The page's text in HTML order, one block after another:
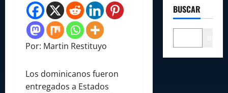
Por: Martin Restituyo
Los dominicanos fueron
entregados a Estados
BUSCAR